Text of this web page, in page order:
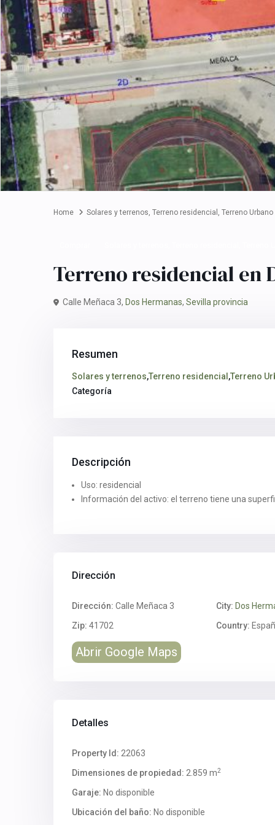
Home Solares y terrenos, Terreno residencial , Terreno Urbano
Terreno residencial en
Calle Meñaca 3, Dos Hermanas, Sevilla provincia
Resumen
Solares y terrenos,Terreno residencial ,Terreno
Categoría
Descripción
Uso: residencial
Información del activo: el terreno tiene una
Dirección
Dirección: Calle Meñaca 3 City: Dos
Zip: 41702 Country:
Abrir Google Maps
Detalles
Property Id: 22063
Dimensiones de propiedad: 2.859 m2
Garaje: No disponible
Ubicación del baño: No disponible